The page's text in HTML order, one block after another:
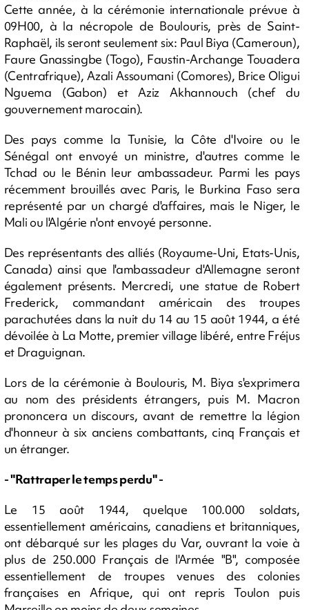
Cette année, à la cérémonie internationale prévue à
09H00, à la nécropole de Boulouris, près de Saint-
Raphaël, ils seront seulement six: Paul Biya (Cameroun),
Faure Gnassingbe (Togo), Faustin-Archange Touadera
(Centrafrique), Azali Assoumani (Comores), Brice Oligui
Nguema (Gabon) et Aziz Akhannouch (chef du
gouvernement marocain).
Des pays comme la Tunisie, la Côte d'Ivoire ou le
Sénégal ont envoyé un ministre, d'autres comme le
Tchad ou le Bénin leur ambassadeur. Parmi les pays
récemment brouillés avec Paris, le Burkina Faso sera
représenté par un chargé d'affaires, mais le Niger, le
Mali ou l'Algérie n'ont envoyé personne.
Des représentants des alliés (Royaume-Uni, Etats-Unis,
Canada) ainsi que l'ambassadeur d'Allemagne seront
également présents. Mercredi, une statue de Robert
Frederick, commandant américain des troupes
parachutées dans la nuit du 14 au 15 août 1944, a été
dévoilée à La Motte, premier village libéré, entre Fréjus
et Draguignan.
Lors de la cérémonie à Boulouris, M. Biya s'exprimera
au nom des présidents étrangers, puis M. Macron
prononcera un discours, avant de remettre la légion
d'honneur à six anciens combattants, cinq Français et
un étranger.
- "Rattraper le temps perdu" -
Le 15 août 1944, quelque 100.000 soldats,
essentiellement américains, canadiens et britanniques,
ont débarqué sur les plages du Var, ouvrant la voie à
plus de 250.000 Français de l'Armée "B", composée
essentiellement de troupes venues des colonies
françaises en Afrique, qui ont repris Toulon puis